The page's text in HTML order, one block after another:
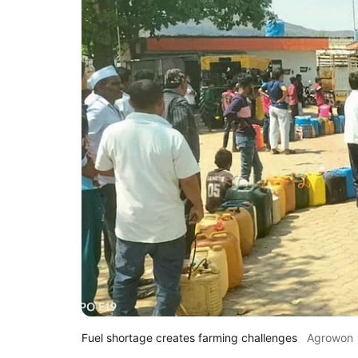
Fuel shortage creates farming challenges Agrowon